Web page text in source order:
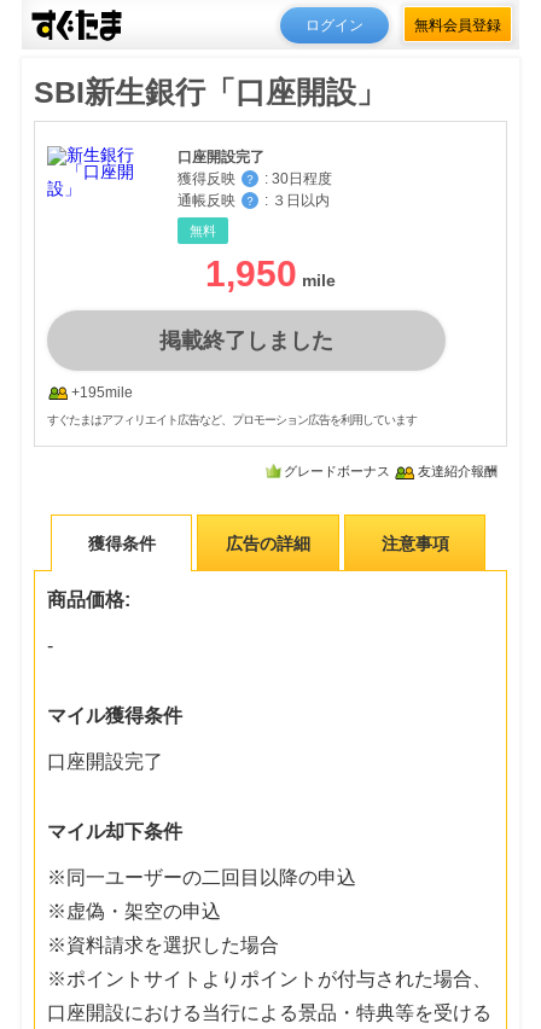
ログイン 無料会員登録
SBI新生銀行「口座開設」
口座開設完了
獲得反映
？ : 30日程度
通帳反映
？ : ３日以内
無料
1,950
掲載終了しました
+195mile
すぐたまはアフィリエイト広告など、プロモーション広告を利用しています
グレードボーナス 友達紹介報酬
獲得条件 広告の詳細 注意事項
商品価格:
-
マイル獲得条件
口座開設完了
マイル却下条件
※同一ユーザーの二回目以降の申込
※虚偽・架空の申込
※資料請求を選択した場合
※ポイントサイトよりポイントが付与された場合、
口座開設における当行による景品・特典等を受ける